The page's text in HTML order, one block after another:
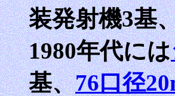
装発射機3基
1980年代には
基、76口径